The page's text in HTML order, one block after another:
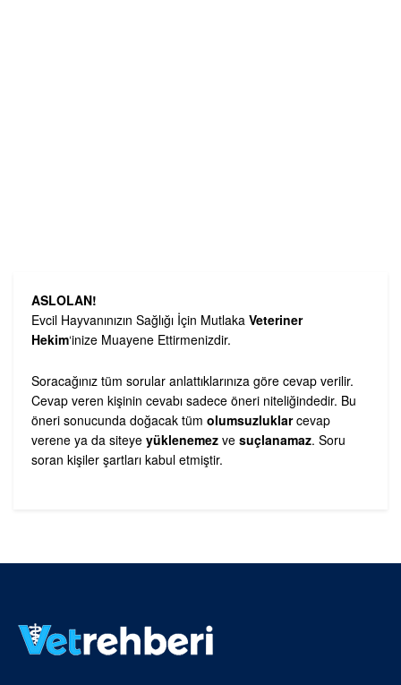
ASLOLAN!
Evcil Hayvanınızın Sağlığı İçin Mutlaka Veteriner
Hekim‘inize Muayene Ettirmenizdir.
Soracağınız tüm sorular anlattıklarınıza göre cevap verilir.
Cevap veren kişinin cevabı sadece öneri niteliğindedir. Bu
öneri sonucunda doğacak tüm olumsuzluklarcevap
verene ya da siteye yüklenemez ve suçlanamaz. Soru
soran kişiler şartları kabul etmiştir.